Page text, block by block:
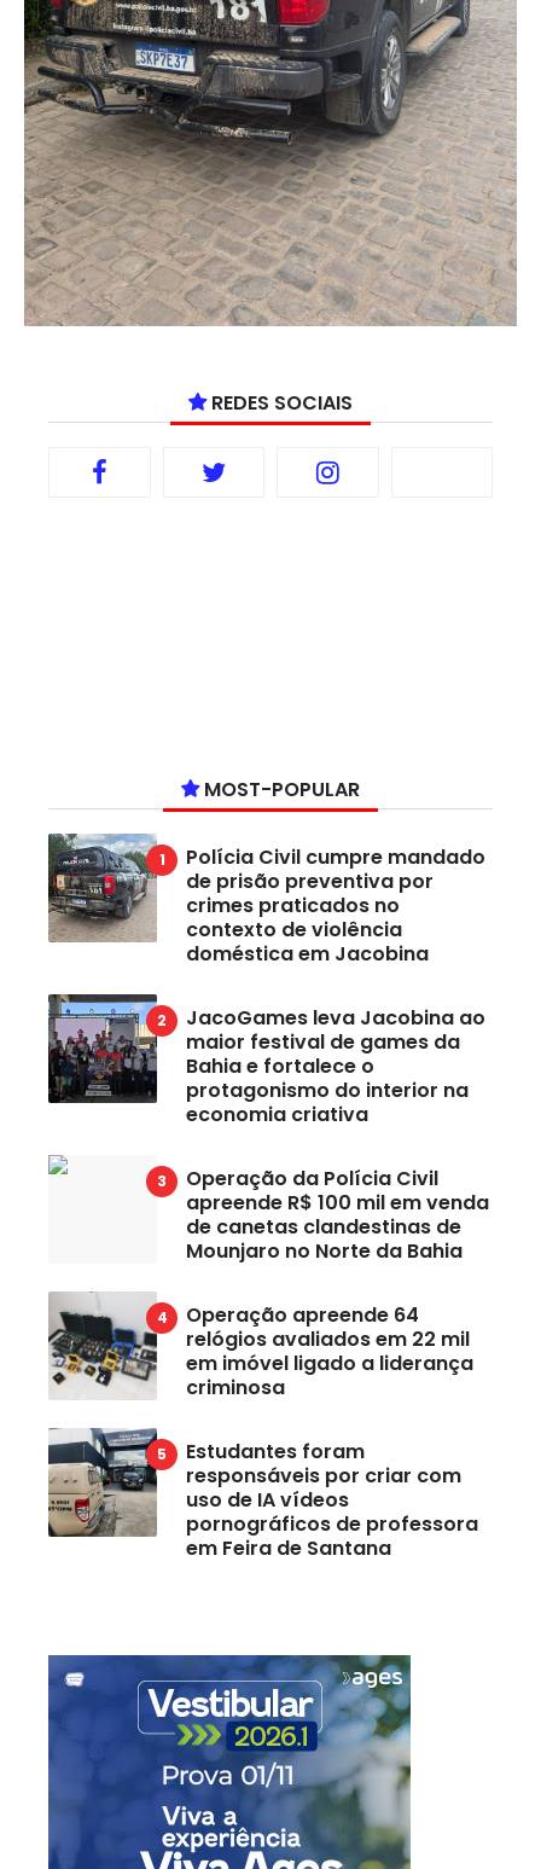
REDES SOCIAIS
MOST-POPULAR
Polícia Civil cumpre mandado
de prisão preventiva por
crimes praticados no
contexto de violência
doméstica em Jacobina
JacoGames leva Jacobina ao
maior festival de games da
Bahia e fortalece o
protagonismo do interior na
economia criativa
Operação da Polícia Civil
apreende R$ 100 mil em venda
de canetas clandestinas de
Mounjaro no Norte da Bahia
Operação apreende 64
relógios avaliados em 22 mil
em imóvel ligado a liderança
criminosa
Estudantes foram
responsáveis por criar com
uso de IA vídeos
pornográficos de professora
em Feira de Santana